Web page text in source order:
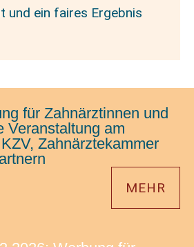
und ein faires Ergebnis
für Zahnärztinnen und
Veranstaltung am
Zahnärztekammer
MEHR